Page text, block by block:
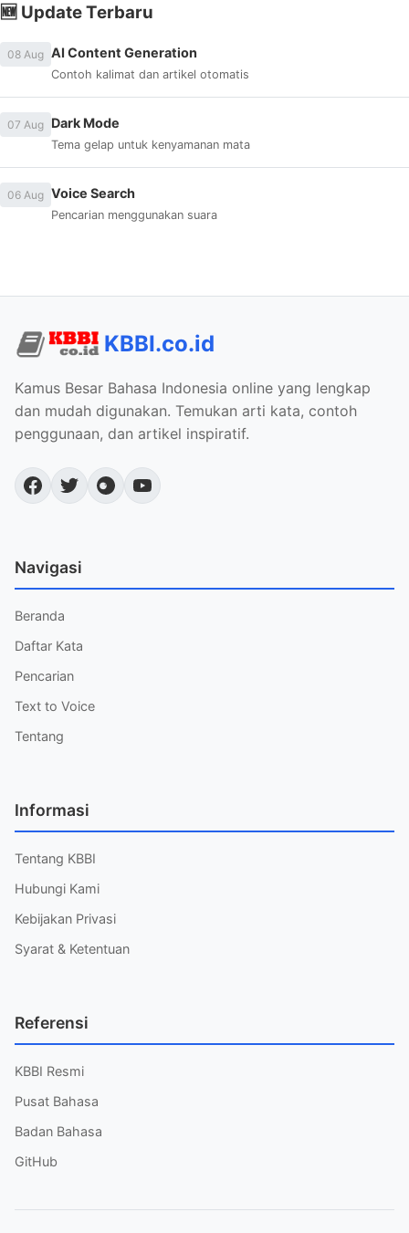
🆕 Update Terbaru
08 Aug AI Content Generation
Contoh kalimat dan artikel otomatis
07 Aug Dark Mode
Tema gelap untuk kenyamanan mata
06 Aug Voice Search
Pencarian menggunakan suara
KBBI.co.id
Kamus Besar Bahasa Indonesia online yang lengkap
dan mudah digunakan. Temukan arti kata, contoh
penggunaan, dan artikel inspiratif.
Navigasi
Beranda
Daftar Kata
Pencarian
Text to Voice
Tentang
Informasi
Tentang KBBI
Hubungi Kami
Kebijakan Privasi
Syarat & Ketentuan
Referensi
KBBI Resmi
Pusat Bahasa
Badan Bahasa
GitHub